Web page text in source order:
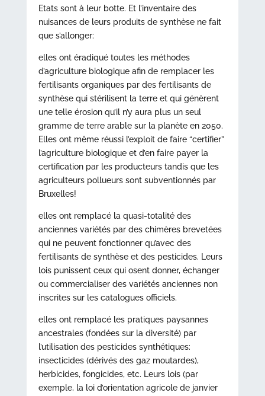
Etats sont à leur botte. Et l’inventaire des
nuisances de leurs produits de synthèse ne fait
que s’allonger:
elles ont éradiqué toutes les méthodes
d’agriculture biologique afin de remplacer les
fertilisants organiques par des fertilisants de
synthèse qui stérilisent la terre et qui génèrent
une telle érosion qu’il n’y aura plus un seul
gramme de terre arable sur la planète en 2050.
Elles ont même réussi l’exploit de faire “certifier”
l’agriculture biologique et d’en faire payer la
certification par les producteurs tandis que les
agriculteurs pollueurs sont subventionnés par
Bruxelles!
elles ont remplacé la quasi-totalité des
anciennes variétés par des chimères brevetées
qui ne peuvent fonctionner qu’avec des
fertilisants de synthèse et des pesticides. Leurs
lois punissent ceux qui osent donner, échanger
ou commercialiser des variétés anciennes non
inscrites sur les catalogues officiels.
elles ont remplacé les pratiques paysannes
ancestrales (fondées sur la diversité) par
l’utilisation des pesticides synthétiques:
insecticides (dérivés des gaz moutardes),
herbicides, fongicides, etc. Leurs lois (par
exemple, la loi d’orientation agricole de janvier